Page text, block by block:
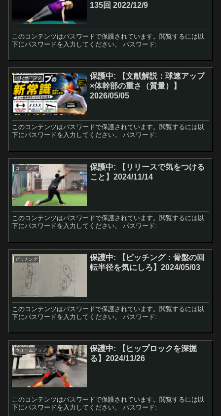
135回 2022/12/9
このコンテンツはパスワードで保護されています。閲覧するには以
下にパスワードを入力してください。 パスワード:
トレーニング
保護中: 【文献解説：球速アップ
×体幹部の重さ（質量）】
2026/05/05
このコンテンツはパスワードで保護されています。閲覧するには以
下にパスワードを入力してください。 パスワード:
コーチング
保護中: 【リリースで気をつける
こと】2024/11/14
このコンテンツはパスワードで保護されています。閲覧するには以
下にパスワードを入力してください。 パスワード:
ピッチング
保護中: 【ピッチング：骨盤の回
転半径を気にしろ】2024/05/03
このコンテンツはパスワードで保護されています。閲覧するには以
下にパスワードを入力してください。 パスワード:
ウォームアップ
保護中: 【ヒップロックを深掘
る】2024/11/26
このコンテンツはパスワードで保護されています。閲覧するには以
下にパスワードを入力してください。 パスワード: